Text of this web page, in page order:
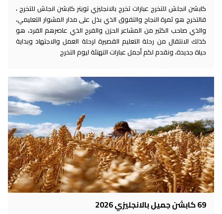
كابشن انجلش للتخرج عبارات تخرج بالانجليزي تويتر كابشن انجلش للتخرج ،
فالتخرج هو ثمرة النجاح والتفوق الذي بذل على مدار المشوار التعليمي،
والذي صاحب الكثير من المشاعر الحزن والفرح الذي عاصرهم الفرد، هو
كذلك الانتقال من رحلة التعليم القصيرة لرحلة العمل والاجتهاد وبداية
حياة جديدة، ونقدم لكم أجمل عبارات التهنئة ليوم التخرج
69 كابشن جميل بالانجليزي 2026